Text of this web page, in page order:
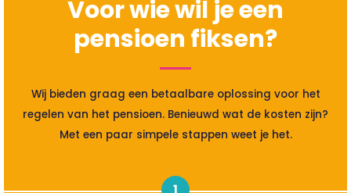
Voor wie wil je een
pensioen fiksen?
Wij bieden graag een betaalbare oplossing voor het
regelen van het pensioen. Benieuwd wat de kosten zijn?
Met een paar simpele stappen weet je het.